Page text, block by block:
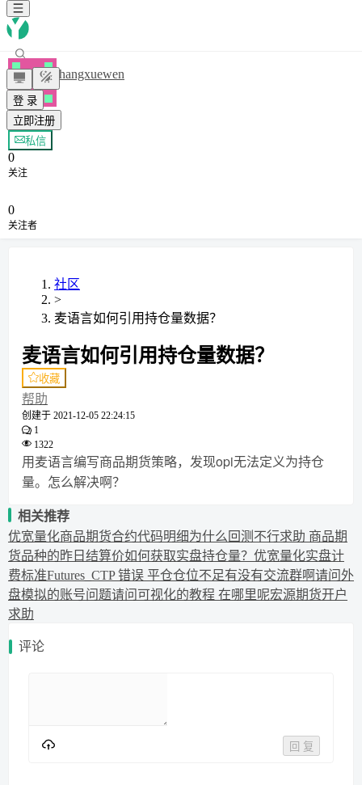
登 录
立即注册
zhangxuewen
+ 关注
私信
0
关注
0
关注者
社区
>
麦语言如何引用持仓量数据？
麦语言如何引用持仓量数据？
收藏
帮助
创建于 2021-12-05 22:24:15
1
1322
用麦语言编写商品期货策略，发现opi无法定义为持仓
量。怎么解决啊？
相关推荐
优宽量化商品期货合约代码明细为什么回测不行求助 商品期
货品种的昨日结算价如何获取实盘持仓量？ 优宽量化实盘计
费标准Futures_CTP 错误 平仓仓位不足有没有交流群啊请问外
盘模拟的账号问题请问可视化的教程 在哪里呢宏源期货开户
求助
评论
回 复